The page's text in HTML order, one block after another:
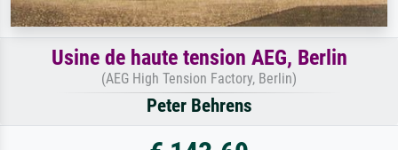
Usine de haute tension AEG, Berlin
(AEG High Tension Factory, Berlin)
Peter Behrens